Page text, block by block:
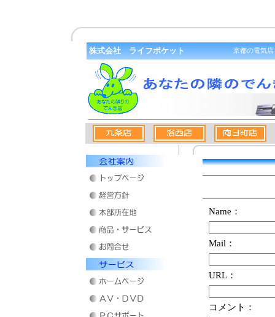
株式会社 ライフポケット 京都の電気
Name：
Mail：
URL：
コメント：